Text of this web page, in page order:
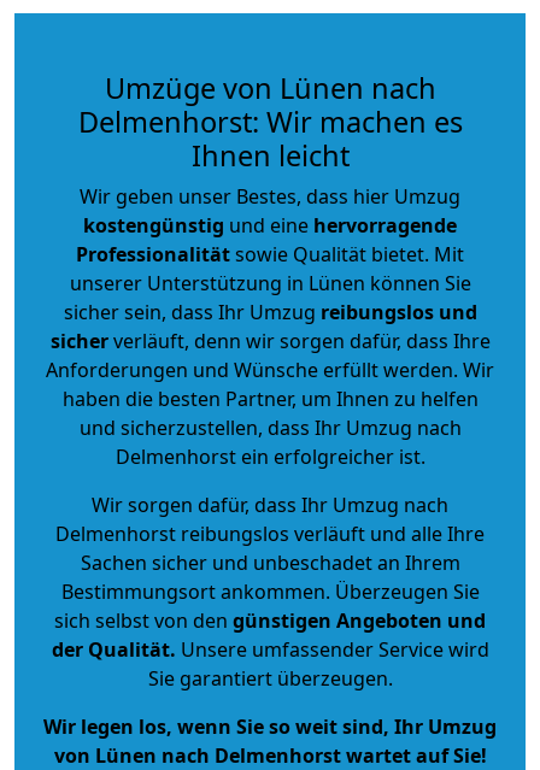
Umzüge von Lünen nach
Delmenhorst: Wir machen es
Ihnen leicht
Wir geben unser Bestes, dass hier Umzug
kostengünstig und eine hervorragende
Professionalitätsowie Qualität bietet. Mit
unserer Unterstützung in Lünen können Sie
sicher sein, dass Ihr Umzug reibungslos und
sicherverläuft, denn wir sorgen dafür, dass Ihre
Anforderungen und Wünsche erfüllt werden. Wir
haben die besten Partner, um Ihnen zu helfen
und sicherzustellen, dass Ihr Umzug nach
Delmenhorst ein erfolgreicher ist.
Wir sorgen dafür, dass Ihr Umzug nach
Delmenhorst reibungslos verläuft und alle Ihre
Sachen sicher und unbeschadet an Ihrem
Bestimmungsort ankommen. Überzeugen Sie
sich selbst von den günstigen Angeboten und
der Qualität. Unsere umfassender Service wird
Sie garantiert überzeugen.
Wir legen los, wenn Sie so weit sind, Ihr Umzug
von Lünen nach Delmenhorst wartet auf Sie!